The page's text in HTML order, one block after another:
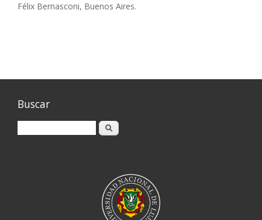
Félix Bernasconi, Buenos Aires.
Buscar
Buscar